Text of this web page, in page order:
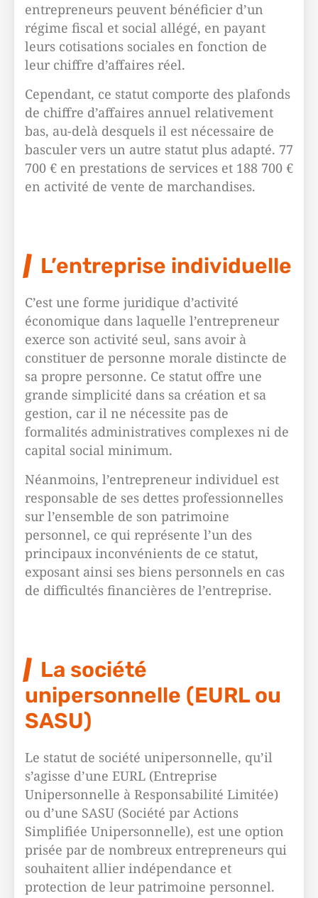
entrepreneurs peuvent bénéficier d’un
régime fiscal et social allégé, en payant
leurs cotisations sociales en fonction de
leur chiffre d’affaires réel.
Cependant, ce statut comporte des plafonds
de chiffre d’affaires annuel relativement
bas, au-delà desquels il est nécessaire de
basculer vers un autre statut plus adapté. 77
700 € en prestations de services et 188 700 €
en activité de vente de marchandises.
L’entreprise individuelle
C’est une forme juridique d’activité
économique dans laquelle l’entrepreneur
exerce son activité seul, sans avoir à
constituer de personne morale distincte de
sa propre personne. Ce statut offre une
grande simplicité dans sa création et sa
gestion, car il ne nécessite pas de
formalités administratives complexes ni de
capital social minimum.
Néanmoins, l’entrepreneur individuel est
responsable de ses dettes professionnelles
sur l’ensemble de son patrimoine
personnel, ce qui représente l’un des
principaux inconvénients de ce statut,
exposant ainsi ses biens personnels en cas
de difficultés financières de l’entreprise.
La société
unipersonnelle (EURL ou
SASU)
Le statut de société unipersonnelle, qu’il
s’agisse d’une EURL (Entreprise
Unipersonnelle à Responsabilité Limitée)
ou d’une SASU (Société par Actions
Simplifiée Unipersonnelle), est une option
prisée par de nombreux entrepreneurs qui
souhaitent allier indépendance et
protection de leur patrimoine personnel.